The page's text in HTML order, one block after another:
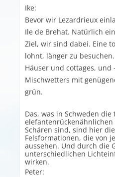
Ike:
Bevor wir Lezardrieux
Ile de Brehat. Natürlich
Ziel, wir sind dabei. Eine
lohnt, länger zu
Häuser und cottages, und
Mischwetters mit
grün.
Das, was in Schweden die
Schären sind, sind hier
Felsformationen, die von
aussehen. Und durch die
unterschiedlichen
wirken.
Peter: